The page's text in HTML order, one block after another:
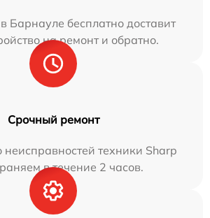
Барнауле бесплатно доставит
на ремонт и обратно.
Срочный ремонт
неисправностей техники Sharp
в течение 2 часов.